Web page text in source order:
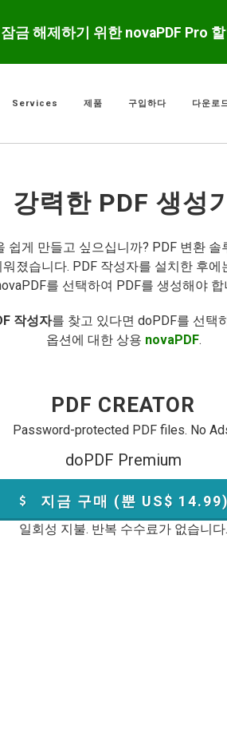
금 해제하기 위한 novaPDF Pro
Services 제품 구입하다 다운로
강력한 PDF 생성
쉽게 만들고 싶으십니까? PDF 변환
졌습니다. PDF 작성자를 설치한 후에
를 선택하여 PDF를 생성해야 합
작성자를 찾고 있다면 doPDF를 선택
옵션에 대한 상용 novaPDF.
PDF CREATOR
Password-protected PDF files. No
doPDF Premium
지금 구매 (뿐 US$ 14.99)
일회성 지불. 반복 수수료가 없습니다.